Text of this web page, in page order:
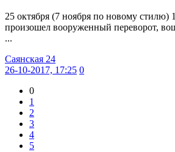
25 октября (7 ноября по новому стилю)
произошел вооруженный переворот,
...
Саянская 24
26-10-2017, 17:25 0
0
1
2
3
4
5